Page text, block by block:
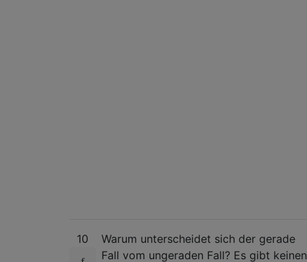
10
Warum unterscheidet sich der gerade
Fall vom ungeraden Fall? Es gibt keinen